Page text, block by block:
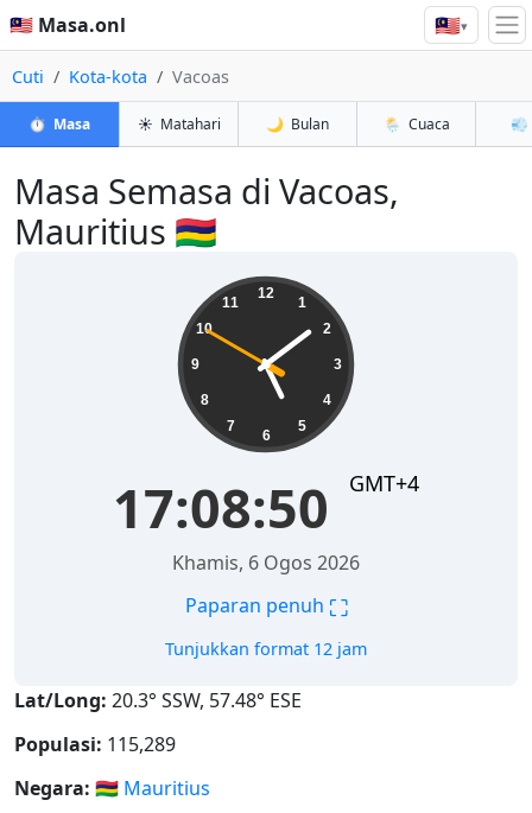
🇲🇾 Masa.onl 🇲🇾▾
Cuti Kota-kota Vacoas
⏱️ Masa ☀️ Matahari 🌙 Bulan 🌦️ Cuaca 💨
Masa Semasa di Vacoas,
Mauritius 🇲🇺
12
1
2
3
4
5
6
7
8
9
10
11
17:08:51 GMT+4
Khamis, 6 Ogos 2026
Paparan penuh ⛶
Tunjukkan format 12 jam
Lat/Long: 20.3° SSW, 57.48° ESE
Populasi: 115,289
Negara: 🇲🇺 Mauritius